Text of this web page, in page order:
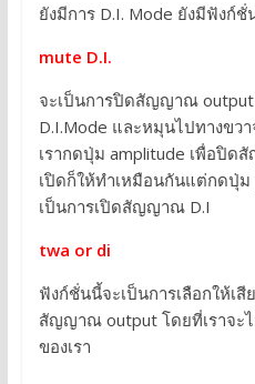
ยังมีการ D.I. Mode ยังมีฟังก์
mute D.I.
จะเป็นการปิดสัญญาณ output
D.I.Mode และหมุนไปทางขว
เรากดปุ่ม amplitude เพื่อปิด
เปิดก็ให้ทำเหมือนกันแต่กดปุ่
เป็นการเปิดสัญญาณ D.I
twa or di
ฟังก์ชั่นนี้จะเป็นการเลือกให้เ
สัญญาณ output โดยที่เราจะไ
ของเรา